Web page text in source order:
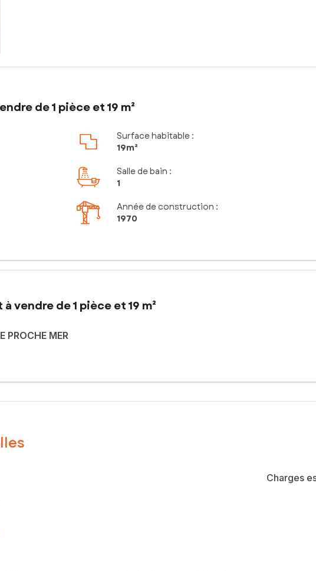
de 1 pièce et 19 m²
Surface habitable :
19m²
Salle de bain :
1
Année de construction :
1970
vendre de 1 pièce et 19 m²
PROCHE MER
de vie idéal à ses habitants.
aux transports pour faciliter les déplacements au quotidien.
immobilier intéressant ou un pied à terre, composé d'une pièce lumineuse, il
est exposé sont disponibles sur le site Géorisques : www.georisques.gouv.fr
Tél. : 06 86 30 27 52, E-mail : sylvia.badot@safti.fr - EI - Agent commercial
Charges